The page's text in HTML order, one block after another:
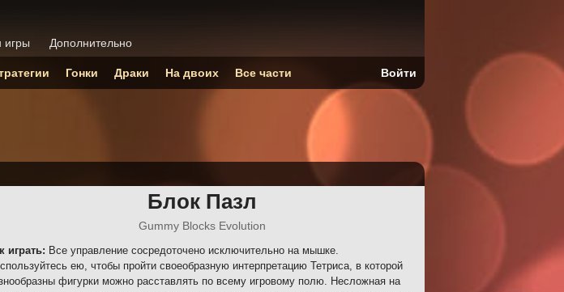
Блок Пазл
Gummy Blocks Evolution
играть: Все управление сосредоточено исключительно на мышке.
ею, чтобы пройти своеобразную интерпретацию Тетриса, в которой
фигурки можно расставлять по всему игровому полю. Несложная на
игры Дополнительно
Гонки Драки На двоих Все части Войти